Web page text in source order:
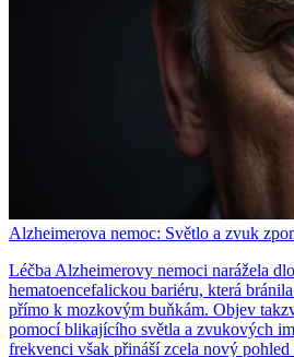
Alzheimerova nemoc: Světlo a zvuk
Léčba Alzheimerovy nemoci narážela
hematoencefalickou bariéru, která
přímo k mozkovým buňkám. Objev
pomocí blikajícího světla a zvukových
frekvenci však přináší zcela nový pohled